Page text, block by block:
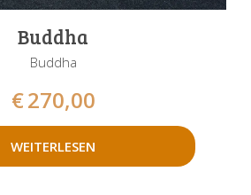
Buddha
Buddha
€270,00
WEITERLESEN